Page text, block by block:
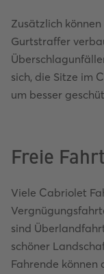
Zusätzlich
Gurtstraffer
sich, die Sitze im
um besser
Freie Fahrt
Viele Cabriolet
sind
schöner
Fahrende können